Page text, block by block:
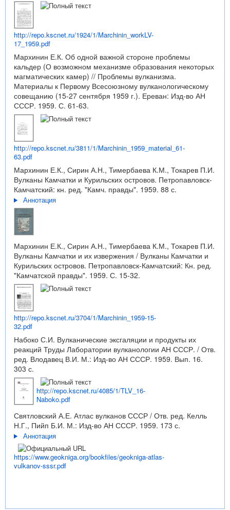
http://repo.kscnet.ru/1924/1/Marchinin_workLV-
17_1959.pdf
Мархинин Е.К. Об одной важной стороне проблемы
кальдер (О возможном механизме образования некоторых
магматических камер) // Проблемы вулканизма.
Материалы к Первому Всесоюзному вулканологическому
совещанию (15-27 сентября 1959 г.). Ереван: Изд-во АН
СССР. 1959. С. 61-63.
http://repo.kscnet.ru/3811/1/Marchinin_1959_material_61-
63.pdf
Мархинин Е.К., Сирин А.Н., Тимербаева К.М., Токарев П.И.
Вулканы Камчатки и Курильских островов. Петропавловск-
Камчатский: кн. ред. "Камч. правды". 1959. 88 с.
Аннотация
Мархинин Е.К., Сирин А.Н., Тимербаева К.М., Токарев П.И.
Вулканы Камчатки и их извержения / Вулканы Камчатки и
Курильских островов. Петропавловск-Камчатский: Кн. ред.
"Камчатской правды". 1959. С. 15-32.
http://repo.kscnet.ru/3704/1/Marchinin_1959-15-
32.pdf
Набоко С.И. Вулканические эксгаляции и продукты их
реакций Труды Лаборатории вулканологии АН СССР. / Отв.
ред. Влодавец В.И. М.: Изд-во АН СССР. 1959. Вып. 16.
303 с.
http://repo.kscnet.ru/4085/1/TLV_16-
Naboko.pdf
Святловский А.Е. Атлас вулканов СССР / Отв. ред. Келль
Н.Г., Пийп Б.И. М.: Изд-во АН СССР. 1959. 173 с.
Аннотация
https://www.geokniga.org/bookfiles/geokniga-atlas-
vulkanov-sssr.pdf